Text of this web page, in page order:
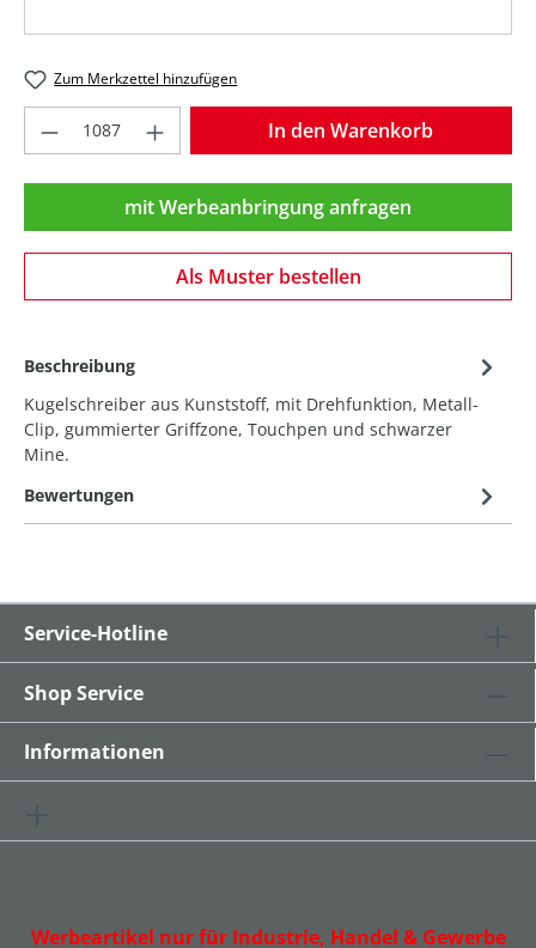
Zum Merkzettel hinzufügen
Produkt Anzahl: Gib den gewünschten
In den Warenkorb
mit Werbeanbringung anfragen
Als Muster bestellen
Beschreibung
Kugelschreiber aus Kunststoff, mit Drehfunktion, Metall-
Clip, gummierter Griffzone, Touchpen und schwarzer
Mine.
Bewertungen
Service-Hotline
Shop Service
Informationen
Werbeartikel nur für Industrie, Handel & Gewerbe